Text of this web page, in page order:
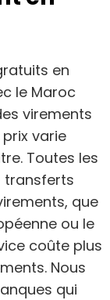
en
le Maroc
virements
varie
Toutes les
transferts
que
ou le
coûte plus
Nous
qui